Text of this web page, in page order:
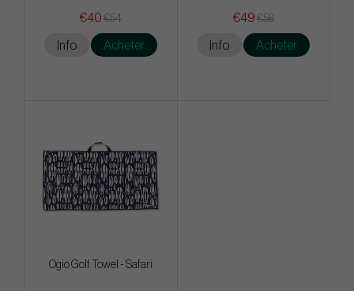
€40 €54
Info Acheter
€49 €58
Info Acheter
Ogio Golf Towel - Safari